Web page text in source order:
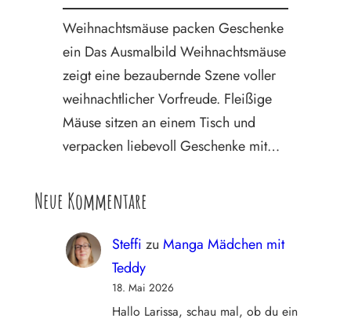
Weihnachtsmäuse packen Geschenke
ein Das Ausmalbild Weihnachtsmäuse
zeigt eine bezaubernde Szene voller
weihnachtlicher Vorfreude. Fleißige
Mäuse sitzen an einem Tisch und
verpacken liebevoll Geschenke mit…
Neue Kommentare
Steffi zu Manga Mädchen mit
Teddy
18. Mai 2026
Hallo Larissa, schau mal, ob du ein